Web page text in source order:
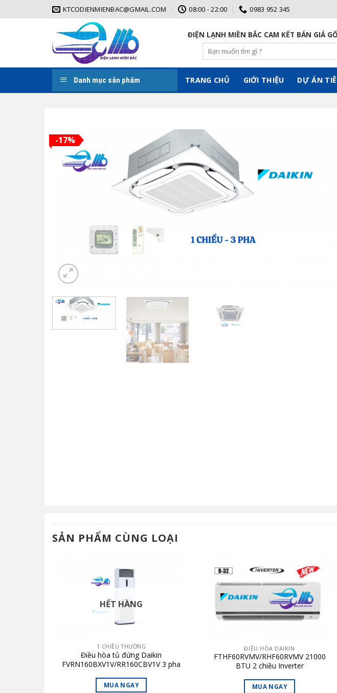
to
KTCODIENMIENBAC@GMAIL.COM 08:00 - 22:00 0983 952 345
ĐIỆN LẠNH MIỀN BẮC CAM KẾT BÁN GIÁ GỐC ĐẾN TAY
Tìm
kiếm:
Danh mục sản phẩm TRANG CHỦ GIỚI THIỆU DỰ ÁN
-17%
SẢN PHẨM CÙNG LOẠI
HẾT HÀNG
1 CHIỀU THƯỜNG
Điều hòa tủ đứng Daikin
FVRN160BXV1V/RR160CBV1V 3 pha
MUA NGAY
ĐIỀU HÒA DAIKIN
FTHF60RVMV/RHF60RVMV 21000
BTU 2 chiều Inverter
MUA NGAY